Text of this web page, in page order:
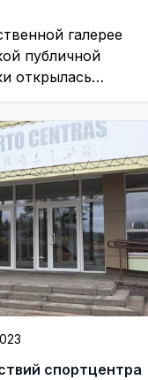
галерее
публичной
открылась
фотографов-
клуба «Позитив».
спортцентра